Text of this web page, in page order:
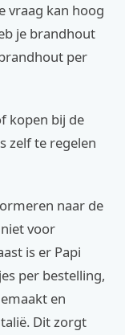
vraag kan hoog
je brandhout
per
kopen bij de
zelf te regelen
naar de
voor
is er Papi
per bestelling,
en
Dit zorgt